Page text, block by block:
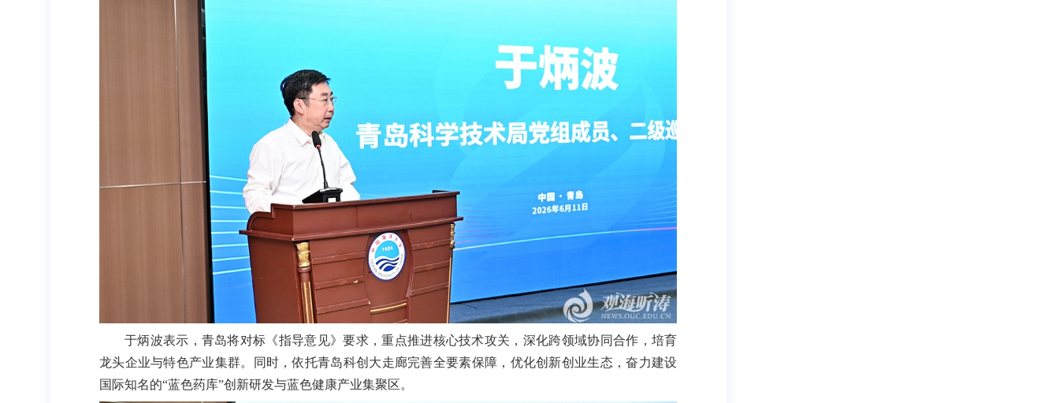
于炳波表示，青岛将对标《指导意见》要求，重点推进核心技术攻关，深化跨领域协同合作，培育
龙头企业与特色产业集群。同时，依托青岛科创大走廊完善全要素保障，优化创新创业生态，奋力建设
国际知名的“蓝色药库”创新研发与蓝色健康产业集聚区。